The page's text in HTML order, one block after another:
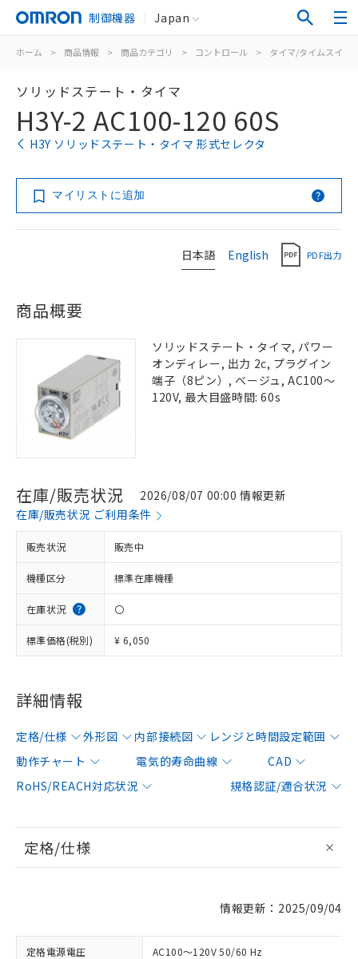
制御機器 Japan
ホーム > 商品情報 > 商品カテゴリ > コントロール > タイマ/タイムスイッ
ソリッドステート・タイマ
H3Y-2 AC100-120 60S
H3Y ソリッドステート・タイマ 形式セレクタ
マイリストに追加
日本語 English PDF出力
商品概要
ソリッドステート・タイマ, パワー
オンディレー, 出力 2c, プラグイン
端子（8ピン）, ベージュ, AC100～
120V, 最大目盛時間: 60s
在庫/販売状況
2026/08/07 00:00 情報更新
在庫/販売状況 ご利用条件
販売状況 販売中
機種区分 標準在庫機種
在庫状況 〇
標準価格(税別) ¥ 6,050
詳細情報
定格/仕様 外形図 内部接続図
レンジと時間設定範囲
動作チャート
電気的寿命曲線
CAD
RoHS/REACH対応状況
規格認証/適合状況
定格/仕様
情報更新：2025/09/04
定格電源電圧 AC100～120V 50/60 Hz